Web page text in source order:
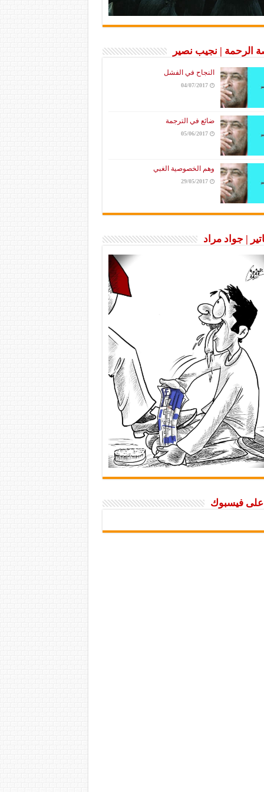
الرحمة | نجيب نصير
النجاح في الفشل
04/07/2017
ضائع في الترجمة
05/06/2017
وهم الخصوصية الغبي
29/05/2017
| جواد مراد
على فيسبوك